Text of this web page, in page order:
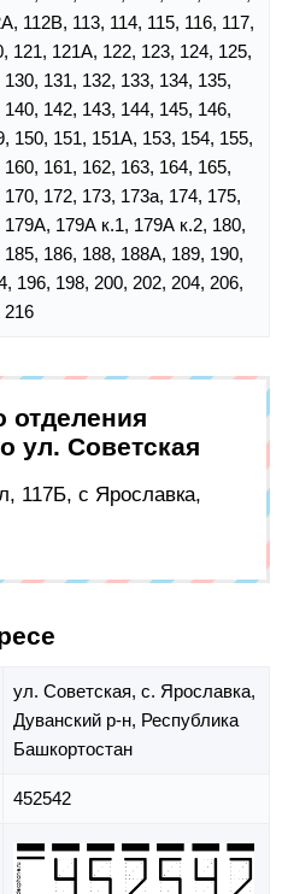
112В, 113, 114, 115, 116, 117,
121, 121А, 122, 123, 124, 125,
131, 132, 133, 134, 135,
142, 143, 144, 145, 146,
150, 151, 151А, 153, 154, 155,
161, 162, 163, 164, 165,
172, 173, 173а, 174, 175,
179А, 179А к.1, 179А к.2, 180,
186, 188, 188А, 189, 190,
196, 198, 200, 202, 204, 206,
216
отделения
ул. Советская
117Б, с Ярославка,
ул. Советская, с. Ярославка,
Дуванский р-н, Республика
Башкортостан
452542